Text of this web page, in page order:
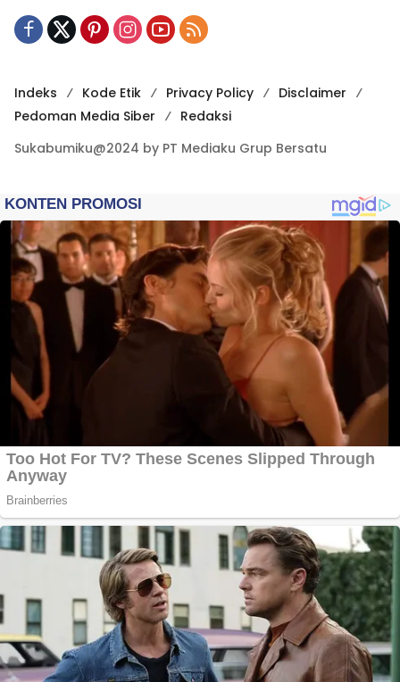
Indeks Kode Etik Privacy Policy
Disclaimer
Pedoman Media Siber
Redaksi
Sukabumiku@2024 by PT Mediaku Grup Bersatu